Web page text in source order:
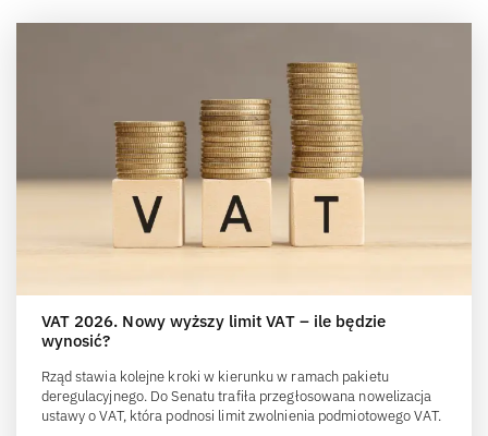
VAT 2026. Nowy wyższy limit VAT – ile będzie
wynosić?
Rząd stawia kolejne kroki w kierunku w ramach pakietu
deregulacyjnego. Do Senatu trafiła przegłosowana nowelizacja
ustawy o VAT, która podnosi limit zwolnienia podmiotowego VAT.